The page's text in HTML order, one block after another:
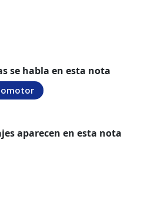
se habla en esta nota
aparecen en esta nota